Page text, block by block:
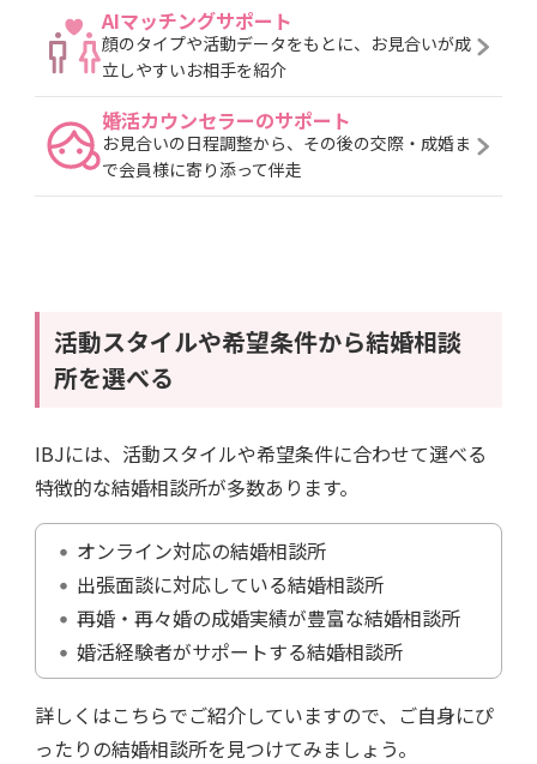
AIマッチングサポート
顔のタイプや活動データをもとに、お見合いが成
立しやすいお相手を紹介
婚活カウンセラーのサポート
お見合いの日程調整から、その後の交際・成婚ま
で会員様に寄り添って伴走
活動スタイルや希望条件から結婚相談
所を選べる
IBJには、活動スタイルや希望条件に合わせて選べる
特徴的な結婚相談所が多数あります。
・ オンライン対応の結婚相談所
・ 出張面談に対応している結婚相談所
・ 再婚・再々婚の成婚実績が豊富な結婚相談所
・ 婚活経験者がサポートする結婚相談所
詳しくはこちらでご紹介していますので、ご自身にぴ
ったりの結婚相談所を見つけてみましょう。